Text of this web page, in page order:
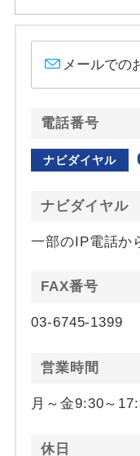
メールでの
電話番号
ナビダイヤル
ナビダイヤル
一部のIP電話か
FAX番号
03-6745-1399
営業時間
月～金9:30～
休日